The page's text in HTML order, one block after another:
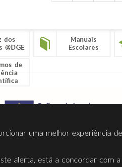
dos
@DGE
Manuais
Escolares
de
Termos Utilização Contactos
uma melhor experiência
alerta, está a concordar com